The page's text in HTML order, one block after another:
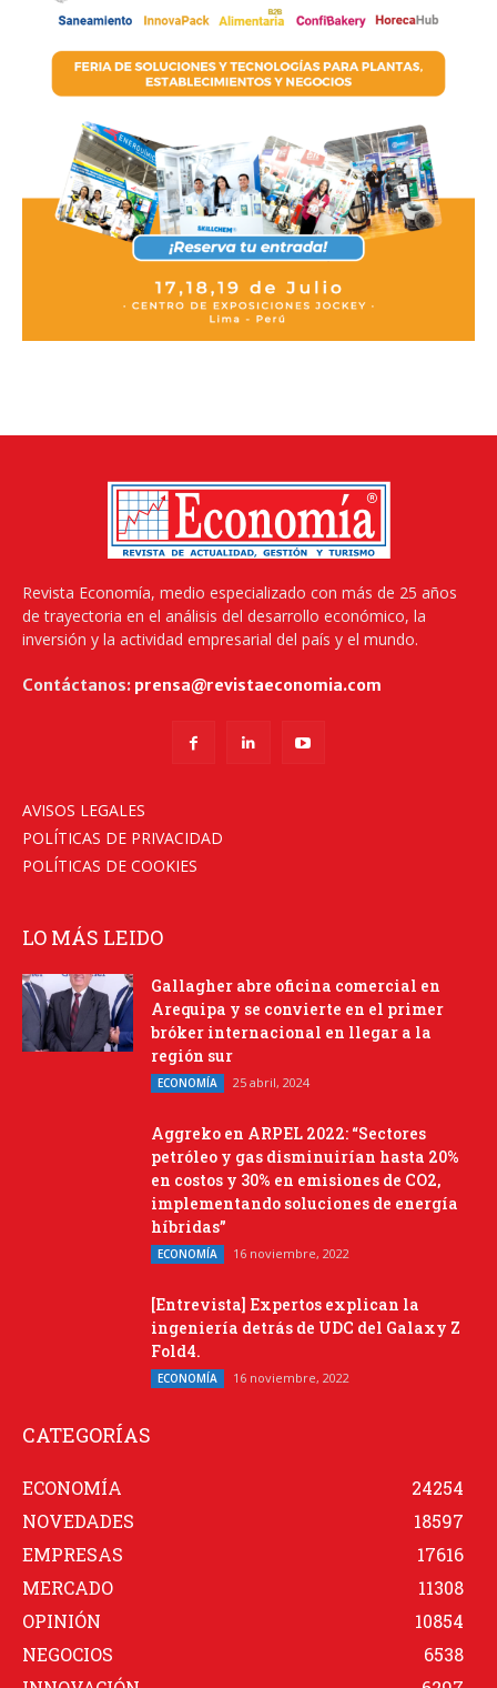
Revista Economía, medio especializado con más de 25 años
de trayectoria en el análisis del desarrollo económico, la
inversión y la actividad empresarial del país y el mundo.
Contáctanos: prensa@revistaeconomia.com
AVISOS LEGALES
POLÍTICAS DE PRIVACIDAD
POLÍTICAS DE COOKIES
LO MÁS LEIDO
Gallagher abre oficina comercial en
Arequipa y se convierte en el primer
bróker internacional en llegar a la
región sur
ECONOMÍA 25 abril, 2024
Aggreko en ARPEL 2022: “Sectores
petróleo y gas disminuirían hasta 20%
en costos y 30% en emisiones de CO2,
implementando soluciones de energía
híbridas”
ECONOMÍA 16 noviembre, 2022
[Entrevista] Expertos explican la
ingeniería detrás de UDC del Galaxy Z
Fold4.
ECONOMÍA 16 noviembre, 2022
CATEGORÍAS
ECONOMÍA
24254
NOVEDADES
18597
EMPRESAS
17616
MERCADO
11308
OPINIÓN
10854
NEGOCIOS
6538